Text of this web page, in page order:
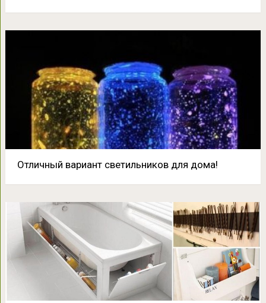
Отличный вариант светильников для дома!